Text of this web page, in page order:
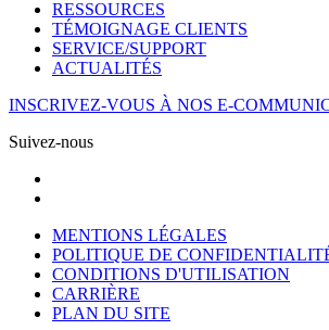
RESSOURCES
TÉMOIGNAGE CLIENTS
SERVICE/SUPPORT
ACTUALITÉS
INSCRIVEZ-VOUS À NOS E-
Suivez-nous
MENTIONS LÉGALES
POLITIQUE DE
CONDITIONS D'UTILISATION
CARRIÈRE
PLAN DU SITE